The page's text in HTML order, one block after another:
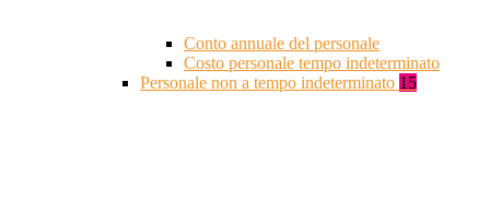
Conto annuale del personale
Costo personale tempo indeterminato
Personale non a tempo indeterminato 15